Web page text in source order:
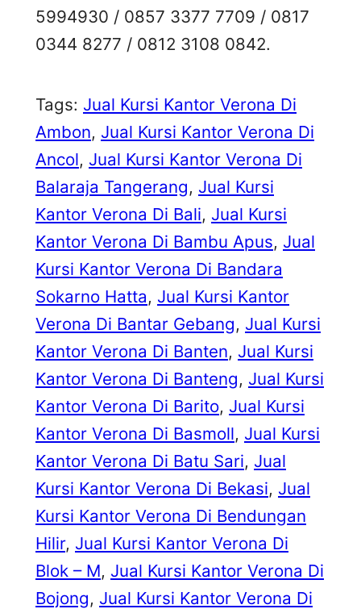
5994930 / 0857 3377 7709 / 0817
0344 8277 / 0812 3108 0842.
Tags: Jual Kursi Kantor Verona Di
Ambon, Jual Kursi Kantor Verona Di
Ancol, Jual Kursi Kantor Verona Di
Balaraja Tangerang, Jual Kursi
Kantor Verona Di Bali, Jual Kursi
Kantor Verona Di Bambu Apus, Jual
Kursi Kantor Verona Di Bandara
Sokarno Hatta, Jual Kursi Kantor
Verona Di Bantar Gebang, Jual Kursi
Kantor Verona Di Banten, Jual Kursi
Kantor Verona Di Banteng, Jual Kursi
Kantor Verona Di Barito, Jual Kursi
Kantor Verona Di Basmoll, Jual Kursi
Kantor Verona Di Batu Sari, Jual
Kursi Kantor Verona Di Bekasi, Jual
Kursi Kantor Verona Di Bendungan
Hilir, Jual Kursi Kantor Verona Di
Blok – M, Jual Kursi Kantor Verona Di
Bojong, Jual Kursi Kantor Verona Di